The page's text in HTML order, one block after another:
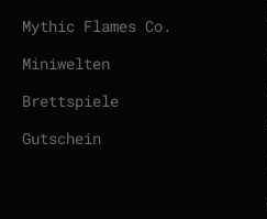
Mythic Flames Co.
Miniwelten
Brettspiele
Gutschein